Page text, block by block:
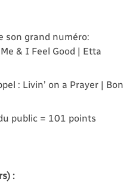
son grand numéro:
& I Feel Good | Etta
: Livin’ on a Prayer | Bon
public = 101 points
: